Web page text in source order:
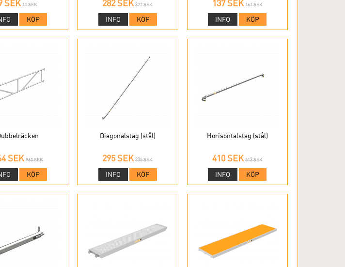
SEK 11 SEK
KÖP
282 SEK 377 SEK
INFO KÖP
137 SEK 161 SEK
INFO KÖP
SEK 960 SEK
KÖP
Diagonalstag (stål)
295 SEK 335 SEK
INFO KÖP
Horisontalstag (stål)
410 SEK 513 SEK
INFO KÖP